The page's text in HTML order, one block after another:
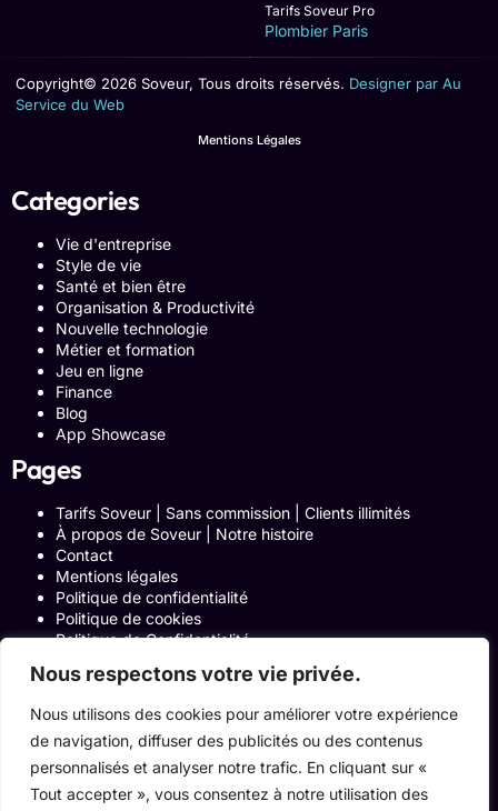
Nous respectons votre vie privée.
Nous utilisons des cookies pour améliorer votre expérience
de navigation, diffuser des publicités ou des contenus
personnalisés et analyser notre trafic. En cliquant sur «
Tout accepter », vous consentez à notre utilisation des
Tarifs Soveur Pro
Plombier Paris
Copyright© 2026 Soveur, Tous droits réservés. Designer par Au
Service du Web
Mentions Légales
Categories
Vie d'entreprise
Style de vie
Santé et bien être
Organisation & Productivité
Nouvelle technologie
Métier et formation
Jeu en ligne
Finance
Blog
App Showcase
Pages
Tarifs Soveur | Sans commission | Clients illimités
À propos de Soveur | Notre histoire
Contact
Mentions légales
Politique de confidentialité
Politique de cookies
Politique de Confidentialité
Blog
Programme Affiliation
Conditions générales d’utilisation
ACCUEIL
Onglets Zone Affilié